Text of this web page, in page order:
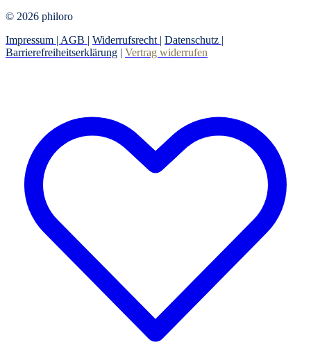
© 2026 philoro
Impressum | AGB | Widerrufsrecht | Datenschutz |
Barrierefreiheitserklärung | Vertrag widerrufen